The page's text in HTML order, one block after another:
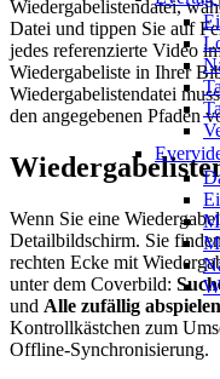
Wiedergabelistendatei,
Datei und tippen Sie auf
jedes referenzierte Video
Wiedergabeliste in Ihrer
Wiedergabelistendatei
den angegebenen Pfaden
Wenn Sie eine
Detailbildschirm. Sie
rechten Ecke mit
unter dem Coverbild:
und Alle zufällig abspielen
Kontrollkästchen zum
Offline-Synchronisierung.